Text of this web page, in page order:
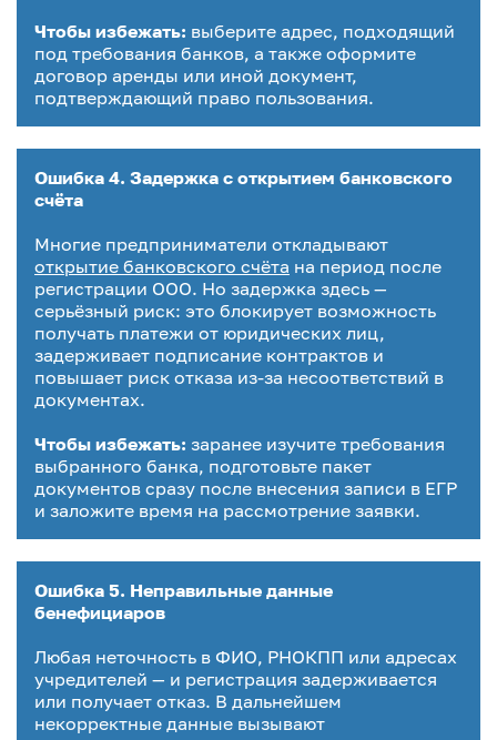
Чтобы избежать: выберите адрес, подходящий
под требования банков, а также оформите
договор аренды или иной документ,
подтверждающий право пользования.
Ошибка 4. Задержка с открытием банковского
счёта
Многие предприниматели откладывают
открытие банковского счёта на период после
регистрации ООО. Но задержка здесь —
серьёзный риск: это блокирует возможность
получать платежи от юридических лиц,
задерживает подписание контрактов и
повышает риск отказа из-за несоответствий в
документах.
Чтобы избежать: заранее изучите требования
выбранного банка, подготовьте пакет
документов сразу после внесения записи в ЕГР
и заложите время на рассмотрение заявки.
Ошибка 5. Неправильные данные
бенефициаров
Любая неточность в ФИО, РНОКПП или адресах
учредителей — и регистрация задерживается
или получает отказ. В дальнейшем
некорректные данные вызывают